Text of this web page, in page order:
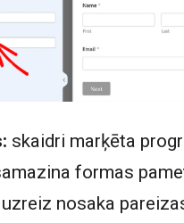
skaidri marķēta
formas
nosaka